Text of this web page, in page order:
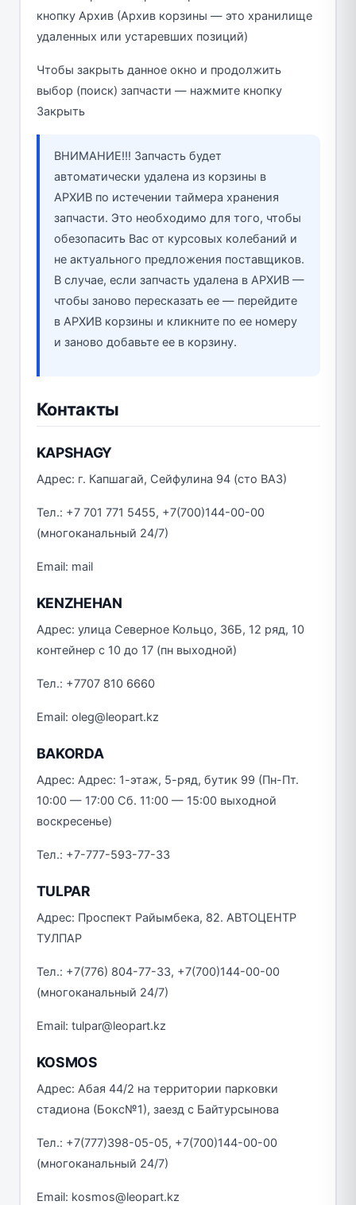
кнопку Архив (Архив корзины — это хранилище
удаленных или устаревших позиций)
Чтобы закрыть данное окно и продолжить
выбор (поиск) запчасти — нажмите кнопку
Закрыть
ВНИМАНИЕ!!! Запчасть будет
автоматически удалена из корзины в
АРХИВ по истечении таймера хранения
запчасти. Это необходимо для того, чтобы
обезопасить Вас от курсовых колебаний и
не актуального предложения поставщиков.
В случае, если запчасть удалена в АРХИВ —
чтобы заново пересказать ее — перейдите
в АРХИВ корзины и кликните по ее номеру
и заново добавьте ее в корзину.
Контакты
KAPSHAGY
Адрес: г. Капшагай, Сейфулина 94 (сто ВАЗ)
Тел.: +7 701 771 5455, +7(700)144-00-00
(многоканальный 24/7)
Email: mail
KENZHEHAN
Адрес: улица Северное Кольцо, 36Б, 12 ряд, 10
контейнер с 10 до 17 (пн выходной)
Тел.: +7707 810 6660
Email: oleg@leopart.kz
BAKORDA
Адрес: Адрес: 1-этаж, 5-ряд, бутик 99 (Пн-Пт.
10:00 — 17:00 Сб. 11:00 — 15:00 выходной
воскресенье)
Тел.: +7-777-593-77-33
TULPAR
Адрес: Проспект Райымбека, 82. АВТОЦЕНТР
ТУЛПАР
Тел.: +7(776) 804-77-33, +7(700)144-00-00
(многоканальный 24/7)
Email: tulpar@leopart.kz
KOSMOS
Адрес: Абая 44/2 на территории парковки
стадиона (Бокс№1), заезд с Байтурсынова
Тел.: +7(777)398-05-05, +7(700)144-00-00
(многоканальный 24/7)
Email: kosmos@leopart.kz